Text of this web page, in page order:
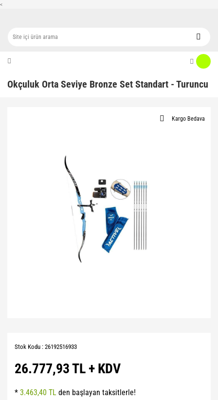
<
Okçuluk Orta Seviye Bronze Set Standart - Turuncu
Kargo Bedava
Stok Kodu : 26192516933
26.777,93 TL + KDV
* 3.463,40 TL den başlayan taksitlerle!